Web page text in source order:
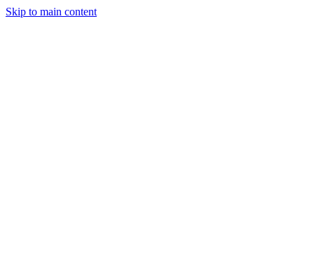
Skip to main content